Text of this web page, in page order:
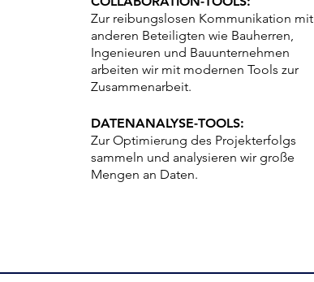
Zur reibungslosen Kommunikation mit
anderen Beteiligten wie Bauherren,
Ingenieuren und Bauunternehmen
arbeiten wir mit modernen Tools zur
Zusammenarbeit.
DATENANALYSE-TOOLS:
Zur Optimierung des Projekterfolgs
sammeln und analysieren wir große
Mengen an Daten.